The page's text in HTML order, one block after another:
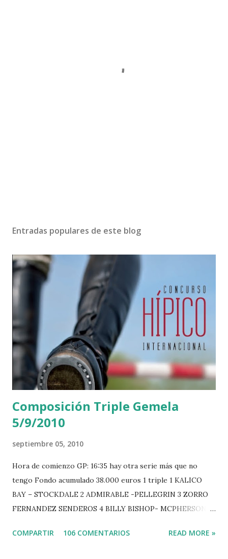
Entradas populares de este blog
Composición Triple Gemela
5/9/2010
septiembre 05, 2010
Hora de comienzo GP: 16:35 hay otra serie más que no
tengo Fondo acumulado 38.000 euros 1 triple 1 KALICO
BAY – STOCKDALE 2 ADMIRABLE -PELLEGRIN 3 ZORRO
FERNANDEZ SENDEROS 4 BILLY BISHOP- MCPHERSON 5
-EPAILLARD 7 GIG AMAI M WHITAKER 8 SILVANA DU
COMPARTIR 106 COMENTARIOS READ MORE »